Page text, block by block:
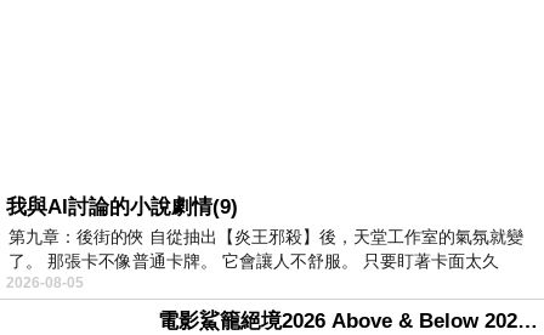
我與AI討論的小說劇情(9)
第九章：後街的俠 自從抽出【炎王邪殺】後，天堂工作室的氣氛就變
了。 那張卡不像普通卡牌。 它會讓人不舒服。 只要盯著卡面太久
2026-08-05
電影鯊籠絕境2026 Above & Below 2026 Movie